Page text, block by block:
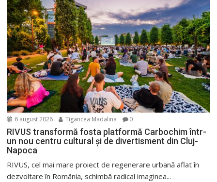
6 august 2026 Tigancea Madalina 0
RIVUS transformă fosta platformă Carbochim într-
un nou centru cultural și de divertisment din Cluj-
Napoca
RIVUS, cel mai mare proiect de regenerare urbană aflat în
dezvoltare în România, schimbă radical imaginea...